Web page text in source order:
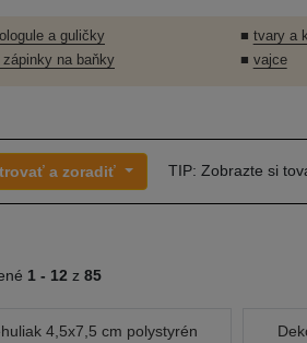
a guličky
na baňky
■ tvary a
■ vajce
a zoradiť TIP: Zobrazte si
1 - 12 z 85
4,5x7,5 cm polystyrén